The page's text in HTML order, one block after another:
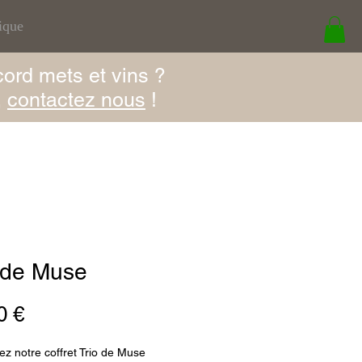
mets et vins ?
contactez nous !
Muse
€Prix
notre coffret Trio de Muse